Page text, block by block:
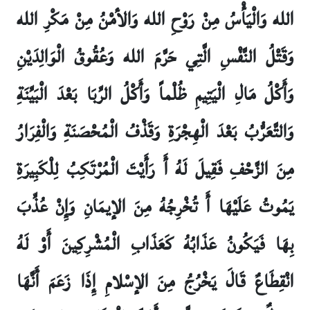
الله وَالْيَأْسُ مِنْ رَوْحِ الله وَالأمْنُ مِنْ مَكْرِ الله
وَقَتْلُ النَّفْسِ الَّتِي حَرَّمَ الله وَعُقُوقُ الْوَالِدَيْنِ
وَأَكْلُ مَالِ الْيَتِيمِ ظُلْماً وَأَكْلُ الرِّبَا بَعْدَ الْبَيِّنَةِ
وَالتَّعَرُّبُ بَعْدَ الْهِجْرَةِ وَقَذْفُ الْمُحْصَنَةِ وَالْفِرَارُ
مِنَ الزَّحْفِ فَقِيلَ لَهُ أَ رَأَيْتَ الْمُرْتَكِبُ لِلْكَبِيرَةِ
يَمُوتُ عَلَيْهَا أَ تُخْرِجُهُ مِنَ الإيمَانِ وَإِنْ عُذِّبَ
بِهَا فَيَكُونُ عَذَابُهُ كَعَذَابِ الْمُشْرِكِينَ أَوْ لَهُ
انْقِطَاعٌ قَالَ يَخْرُجُ مِنَ الإسْلامِ إِذَا زَعَمَ أَنَّهَا